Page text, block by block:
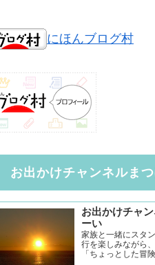
にほんブログ村
お出かけチャンネルま
お出かけチャ
ーい
家族と一緒にスタ
行を楽しみながら
「ちょっとした冒